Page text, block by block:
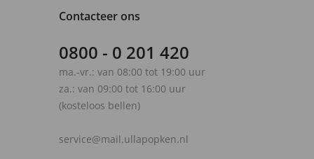
Contacteer ons
0800 - 0 201 420
ma.-vr.: van 08:00 tot 19:00 uur
za.: van 09:00 tot 16:00 uur
(kosteloos bellen)
service@mail.ullapopken.nl